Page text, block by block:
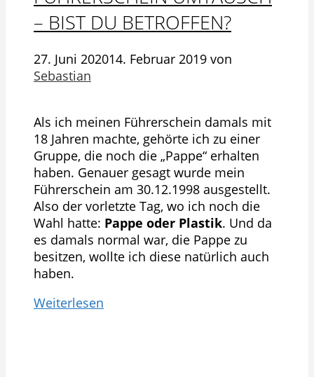
– BIST DU BETROFFEN?
27. Juni 202014. Februar 2019 von
Sebastian
Als ich meinen Führerschein damals mit
18 Jahren machte, gehörte ich zu einer
Gruppe, die noch die „Pappe“ erhalten
haben. Genauer gesagt wurde mein
Führerschein am 30.12.1998 ausgestellt.
Also der vorletzte Tag, wo ich noch die
Wahl hatte: Pappe oder Plastik. Und da
es damals normal war, die Pappe zu
besitzen, wollte ich diese natürlich auch
haben.
Weiterlesen